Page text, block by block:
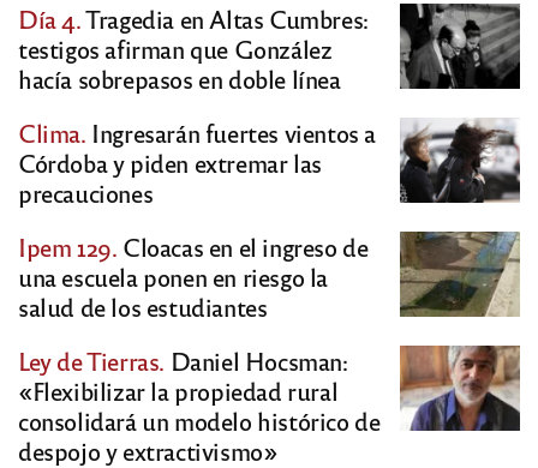
Día 4.Tragedia en Altas Cumbres:
testigos afirman que González
hacía sobrepasos en doble línea
Clima. Ingresarán fuertes vientos a
Córdoba y piden extremar las
precauciones
Ipem 129. Cloacas en el ingreso de
una escuela ponen en riesgo la
salud de los estudiantes
Ley de Tierras. Daniel Hocsman:
«Flexibilizar la propiedad rural
consolidará un modelo histórico de
despojo y extractivismo»